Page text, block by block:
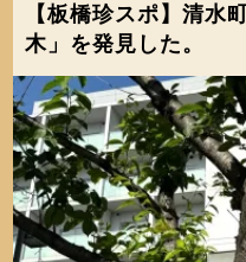
【板橋珍スポ】清水
木」を発見した。